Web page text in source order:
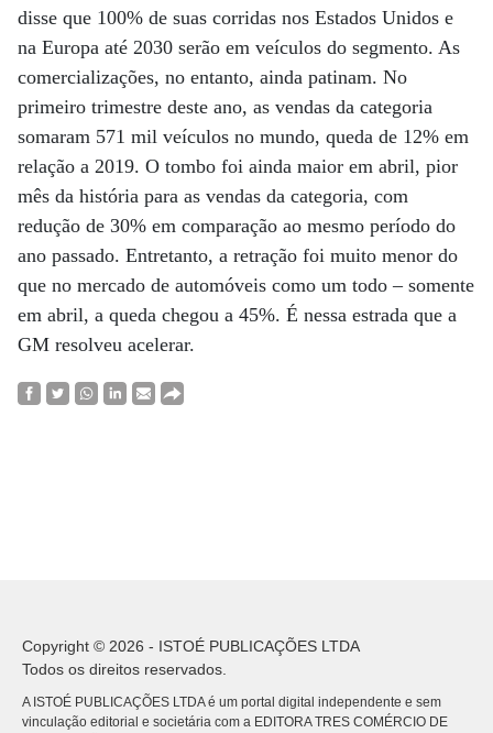
disse que 100% de suas corridas nos Estados Unidos e
na Europa até 2030 serão em veículos do segmento. As
comercializações, no entanto, ainda patinam. No
primeiro trimestre deste ano, as vendas da categoria
somaram 571 mil veículos no mundo, queda de 12% em
relação a 2019. O tombo foi ainda maior em abril, pior
mês da história para as vendas da categoria, com
redução de 30% em comparação ao mesmo período do
ano passado. Entretanto, a retração foi muito menor do
que no mercado de automóveis como um todo – somente
em abril, a queda chegou a 45%. É nessa estrada que a
GM resolveu acelerar.
Copyright © 2026 - ISTOÉ PUBLICAÇÕES LTDA
Todos os direitos reservados.
A ISTOÉ PUBLICAÇÕES LTDA é um portal digital independente e sem
vinculação editorial e societária com a EDITORA TRES COMÉRCIO DE